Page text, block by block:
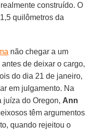
construído. O
quilômetros da
não chegar a um
de deixar o cargo,
do dia 21 de janeiro,
em julgamento. Na
juíza do Oregon, Ann
têm argumentos
quando rejeitou o